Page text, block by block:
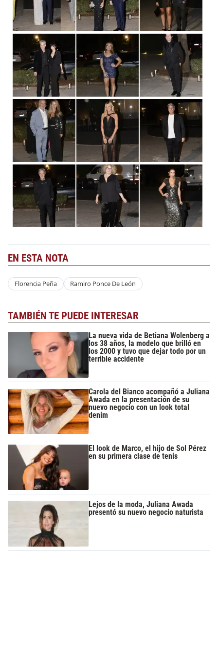
EN ESTA NOTA
Florencia Peña Ramiro Ponce De León
TAMBIÉN TE PUEDE INTERESAR
La nueva vida de Betiana Wolenberg a
los 38 años, la modelo que brilló en
los 2000 y tuvo que dejar todo por un
terrible accidente
Carola del Bianco acompañó a Juliana
Awada en la presentación de su
nuevo negocio con un look total
denim
El look de Marco, el hijo de Sol Pérez
en su primera clase de tenis
Lejos de la moda, Juliana Awada
presentó su nuevo negocio naturista